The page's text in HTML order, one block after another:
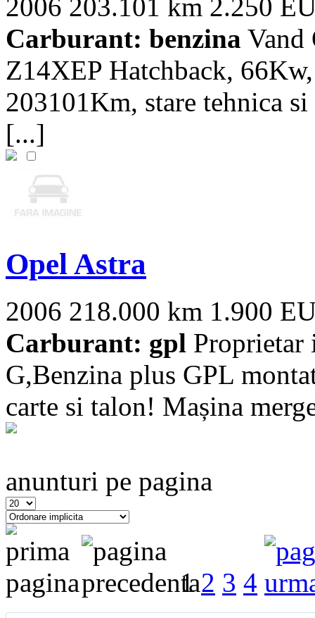
2006 203.101 km 2.250
Carburant: benzina Vand
Z14XEP Hatchback,
203101Km, stare tehnica
[...]
Opel Astra
2006 218.000 km 1.900
Carburant: gpl Proprietar
G,Benzina plus GPL
carte si talon! Mașina
anunturi pe pagina
1 2 3 4